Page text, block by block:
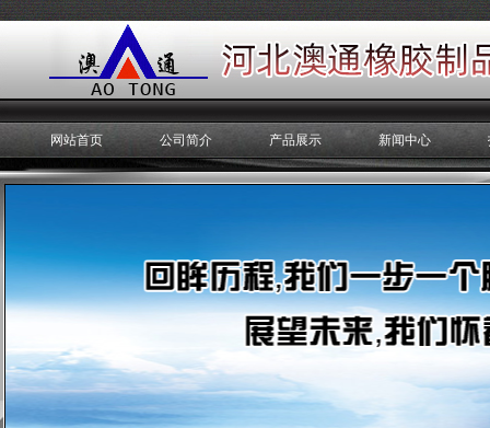
网站首页 公司简介 产品展示 新闻中心